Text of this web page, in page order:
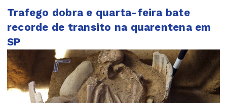
Trafego dobra e quarta-feira bate
recorde de transito na quarentena em
SP